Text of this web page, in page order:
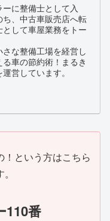
に整備士として入
、中古車販売店へ転
して車屋業務をトー
な整備工場を経営し
車の節約術！まるき
営しています。
という方はこちら
110番